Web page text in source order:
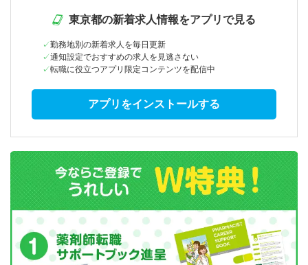
東京都の新着求人情報をアプリで見る
勤務地別の新着求人を毎日更新
通知設定でおすすめの求人を見逃さない
転職に役立つアプリ限定コンテンツを配信中
アプリをインストールする